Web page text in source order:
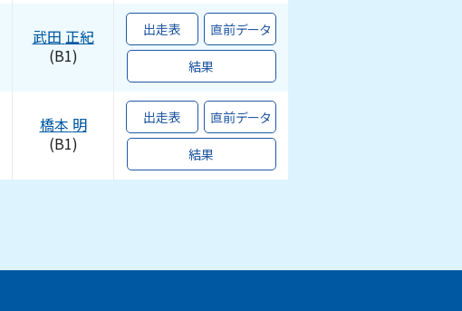
武田 正紀
(B1)
出走表 直前データ
結果
橋本 明
(B1)
出走表 直前データ
結果